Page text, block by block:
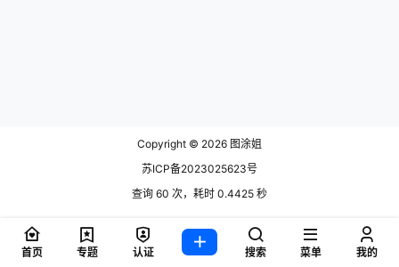
Copyright © 2026 图涂姐
苏ICP备2023025623号
查询 60 次，耗时 0.4425 秒
首页 专题 认证 搜索 菜单 我的